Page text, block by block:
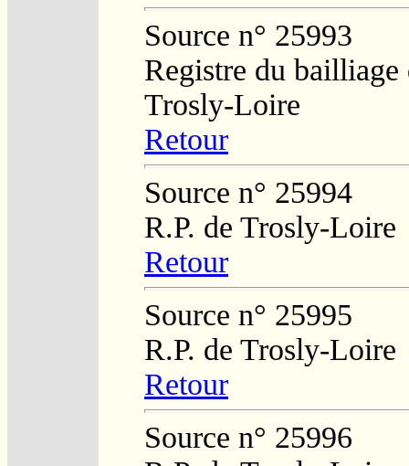
Source n° 25993
Registre du bailliage
Trosly-Loire
Retour
Source n° 25994
R.P. de Trosly-Loire
Retour
Source n° 25995
R.P. de Trosly-Loire
Retour
Source n° 25996